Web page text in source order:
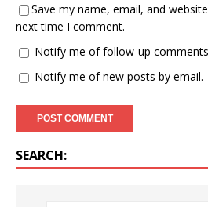
Save my name, email, and
next time I comment.
Notify me of follow-up
Notify me of new posts by email.
SEARCH: